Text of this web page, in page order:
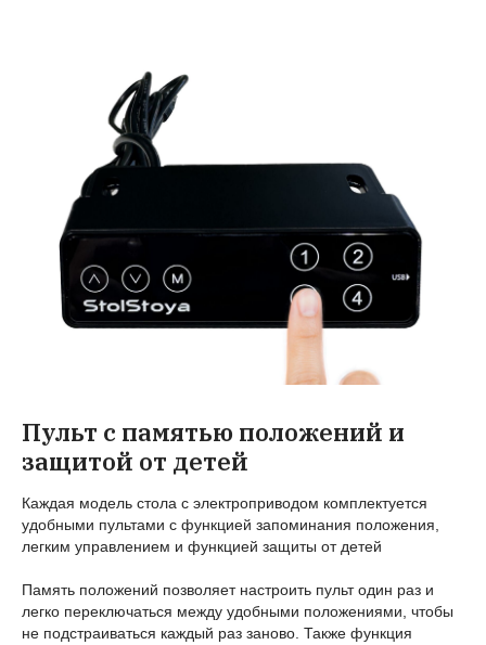
Пульт с памятью положений и
защитой от детей
Каждая модель стола с электроприводом комплектуется
удобными пультами с функцией запоминания положения,
легким управлением и функцией защиты от детей
Память положений позволяет настроить пульт один раз и
легко переключаться между удобными положениями, чтобы
не подстраиваться каждый раз заново. Также функция